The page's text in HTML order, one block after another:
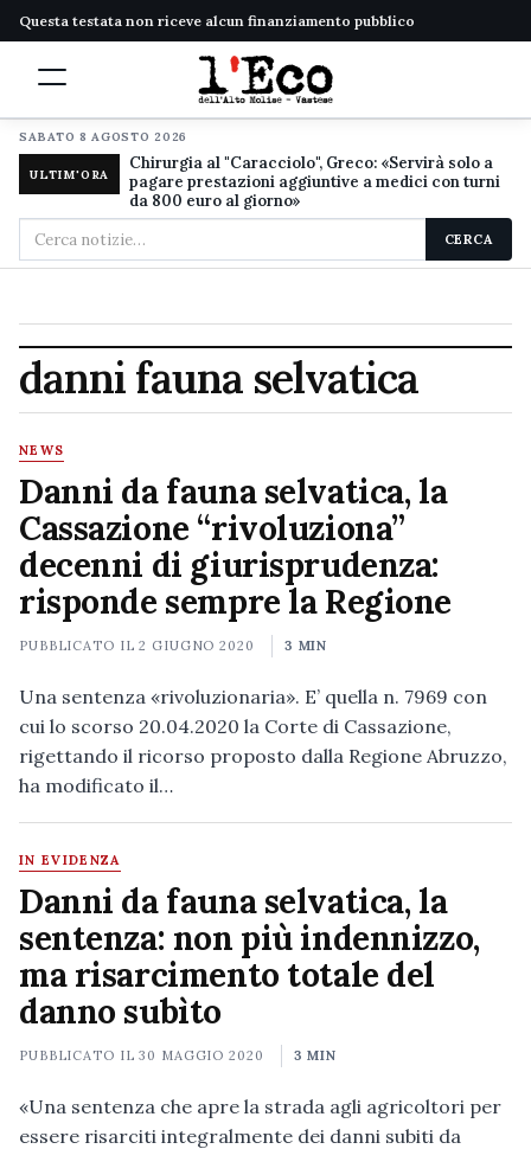
Questa testata non riceve alcun finanziamento pubblico
SABATO 8 AGOSTO 2026
ULTIM'ORA
Chirurgia al "Caracciolo", Greco: «Servirà solo a
pagare prestazioni aggiuntive a medici con turni
da 800 euro al giorno»
Cerca
nel
CERCA
danni fauna selvatica
NEWS
Danni da fauna selvatica, la
Cassazione “rivoluziona”
decenni di giurisprudenza:
risponde sempre la Regione
PUBBLICATO IL2 GIUGNO 2020 3 MIN
Una sentenza «rivoluzionaria». E’ quella n. 7969 con
cui lo scorso 20.04.2020 la Corte di Cassazione,
rigettando il ricorso proposto dalla Regione Abruzzo,
ha modificato il…
IN EVIDENZA
Danni da fauna selvatica, la
sentenza: non più indennizzo,
ma risarcimento totale del
danno subìto
PUBBLICATO IL30 MAGGIO 2020 3 MIN
«Una sentenza che apre la strada agli agricoltori per
essere risarciti integralmente dei danni subiti da